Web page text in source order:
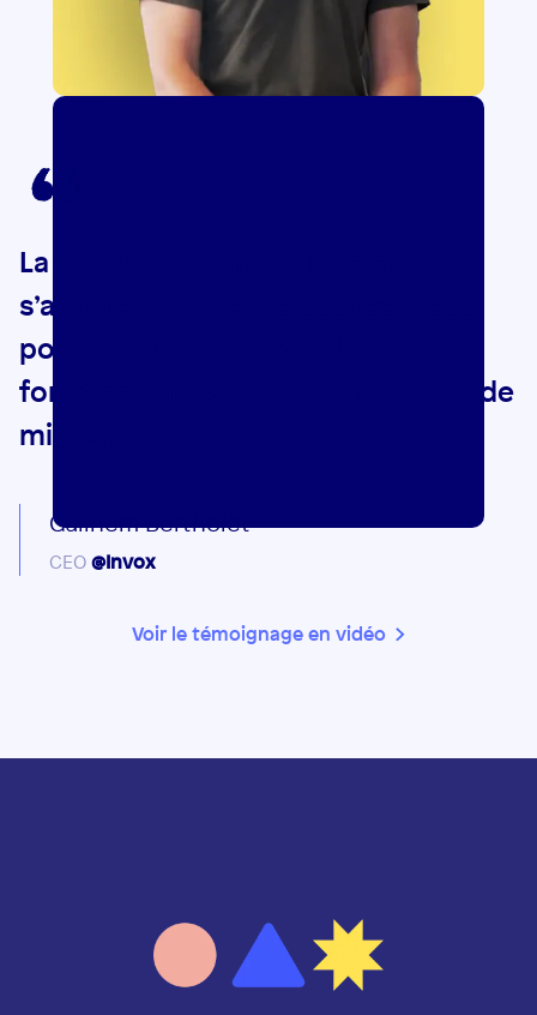
La solution est modulaire et
s’adapte à notre croissance, nous
pourrons ainsi ajouter des
fonctionnalités sans avoir besoin de
migrer.
Guilhem Bertholet
CEO@Invox
Voir le témoignage en vidéo